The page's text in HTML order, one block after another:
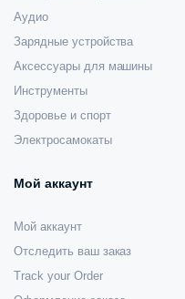
Аудио
Зарядные устройства
Аксессуары для машины
Инструменты
Здоровье и спорт
Электросамокаты
Мой аккаунт
Мой аккаунт
Отследить ваш заказ
Track your Order